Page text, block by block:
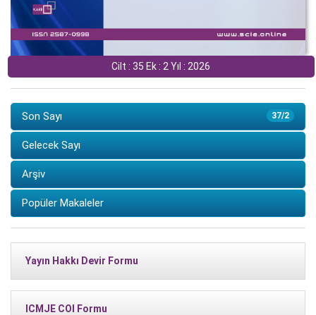
Cilt : 35 Ek : 2 Yıl : 2026
37/2
Son Sayı
Gelecek Sayı
Arşiv
Popüler Makaleler
Yayın Hakkı Devir Formu
ICMJE COI Formu